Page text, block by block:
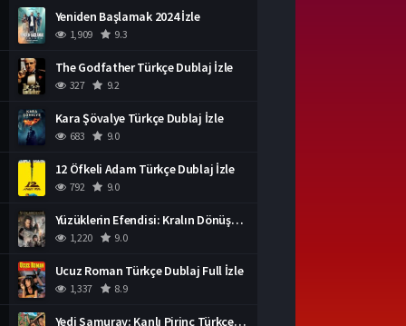
Yeniden Başlamak 2024 İzle
1,909 9.3
The Godfather Türkçe Dublaj İzle
327 9.2
Kara Şövalye Türkçe Dublaj İzle
683 9.0
12 Öfkeli Adam Türkçe Dublaj İzle
792 9.0
Yüzüklerin Efendisi: Kralın Dönüşü İzle
1,220 9.0
Ucuz Roman Türkçe Dublaj Full İzle
1,337 8.9
Yedi Samuray: Kanlı Pirinç Türkçe Dublaj İzle